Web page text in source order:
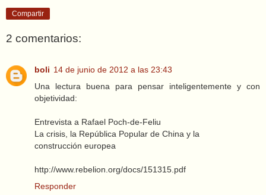
Compartir
2 comentarios:
boli 14 de junio de 2012 a las 23:43
Una lectura buena para pensar inteligentemente y con
objetividad:
Entrevista a Rafael Poch-de-Feliu
La crisis, la República Popular de China y la
construcción europea
http://www.rebelion.org/docs/151315.pdf
Responder